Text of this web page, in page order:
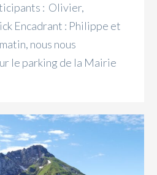
: Olivier,
Encadrant : Philippe et
nous nous
le parking de la Mairie